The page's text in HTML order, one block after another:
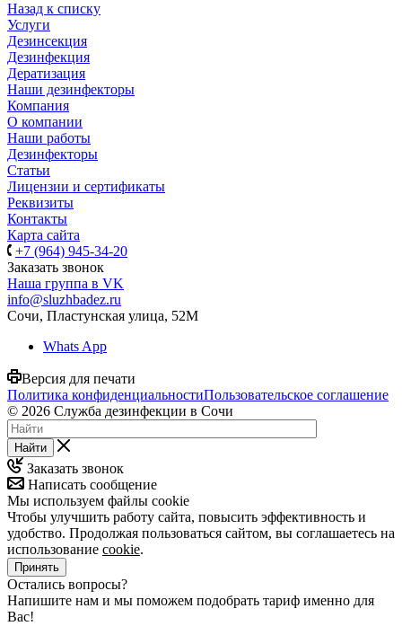
Назад к списку
Услуги
Дезинсекция
Дезинфекция
Дератизация
Наши дезинфекторы
Компания
О компании
Наши работы
Дезинфекторы
Статьи
Лицензии и сертификаты
Реквизиты
Контакты
Карта сайта
+7 (964) 945-34-20
Заказать звонок
Наша группа в VK
info@sluzhbadez.ru
Сочи, Пластунская улица, 52М
Whats App
Версия для печати
Политика конфиденциальностиПользовательское соглашение
© 2026 Служба дезинфекции в Сочи
Найти
Заказать звонок
Написать сообщение
Мы используем файлы cookie
Чтобы улучшить работу сайта, повысить эффективность и
удобство. Продолжая пользоваться сайтом, вы соглашаетесь на
использование cookie.
Принять
Остались вопросы?
Напишите нам и мы поможем подобрать тариф именно для
Вас!